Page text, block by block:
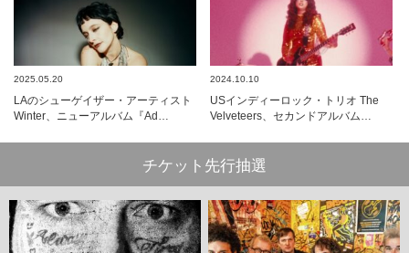
2025.05.20
LAのシューゲイザー・アーティスト
Winter、ニューアルバム『Ad…
2024.10.10
USインディーロック・トリオ The
Velveteers、セカンドアルバム…
チケット先行抽選